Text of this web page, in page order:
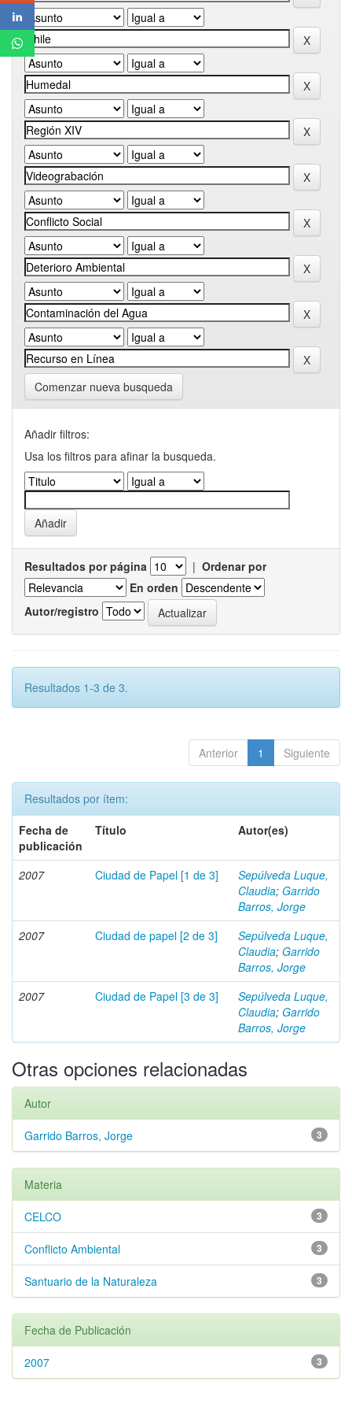
Comenzar nueva busqueda
Añadir filtros:
Usa los filtros para afinar la busqueda.
Resultados por página | Ordenar por
En orden
Autor/registro
Resultados 1-3 de 3.
Anterior 1 Siguiente
Resultados por ítem:
Fecha de
publicación
Título Autor(es)
2007 Ciudad de Papel [1 de 3]
Sepúlveda Luque,
Claudia; Garrido
Barros, Jorge
2007
Ciudad de papel [2 de 3]
Sepúlveda Luque,
Claudia; Garrido
Barros, Jorge
2007
Ciudad de Papel [3 de 3]
Sepúlveda Luque,
Claudia; Garrido
Barros, Jorge
Otras opciones relacionadas
Autor
3
Garrido Barros, Jorge
Materia
3
CELCO
3
Conflicto Ambiental
3
Santuario de la Naturaleza
Fecha de Publicación
3
2007